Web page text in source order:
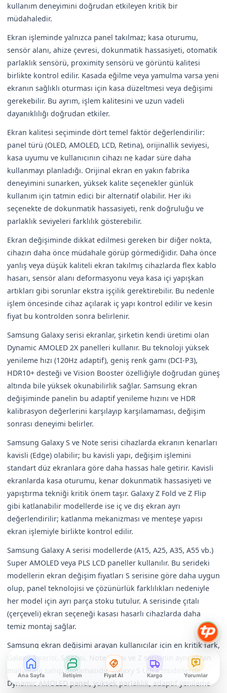
kullanım deneyimini doğrudan etkileyen kritik bir
müdahaledir.
Ekran işleminde yalnızca panel takılmaz; kasa oturumu,
sensör alanı, ahize çevresi, dokunmatik hassasiyeti, otomatik
parlaklık sensörü, proximity sensörü ve görüntü kalitesi
birlikte kontrol edilir. Kasada eğilme veya yamulma varsa yeni
ekranın sağlıklı oturması için kasa düzeltmesi veya değişimi
gerekebilir. Bu ayrım, işlem kalitesini ve uzun vadeli
dayanıklılığı doğrudan etkiler.
Ekran kalitesi seçiminde dört temel faktör değerlendirilir:
panel türü (OLED, AMOLED, LCD, Retina), orijinallik seviyesi,
kasa uyumu ve kullanıcının cihazı ne kadar süre daha
kullanmayı planladığı. Orijinal ekran en yakın fabrika
deneyimini sunarken, yüksek kalite seçenekler günlük
kullanım için tatmin edici bir alternatif olabilir. Her iki
seçenekte de dokunmatik hassasiyeti, renk doğruluğu ve
parlaklık seviyeleri farklılık gösterebilir.
Ekran değişiminde dikkat edilmesi gereken bir diğer nokta,
cihazın daha önce müdahale görüp görmediğidir. Daha önce
yanlış veya düşük kaliteli ekran takılmış cihazlarda flex kablo
hasarı, sensör alanı deformasyonu veya kasa içi yapışkan
artıkları gibi sorunlar ekstra işçilik gerektirebilir. Bu nedenle
işlem öncesinde cihaz açılarak iç yapı kontrol edilir ve kesin
fiyat bu kontrolden sonra belirlenir.
Samsung Galaxy serisi ekranlar, şirketin kendi üretimi olan
Dynamic AMOLED 2X panelleri kullanır. Bu teknoloji yüksek
yenileme hızı (120Hz adaptif), geniş renk gamı (DCI-P3),
HDR10+ desteği ve Vision Booster özelliğiyle doğrudan güneş
altında bile yüksek okunabilirlik sağlar. Samsung ekran
değişiminde panelin bu adaptif yenileme hızını ve HDR
kalibrasyon değerlerini karşılayıp karşılamaması, değişim
sonrası deneyimi belirler.
Samsung Galaxy S ve Note serisi cihazlarda ekranın kenarları
kavisli (Edge) olabilir; bu kavisli yapı, değişim işlemini
standart düz ekranlara göre daha hassas hale getirir. Kavisli
ekranlarda kasa oturumu, kenar dokunmatik hassasiyeti ve
yapıştırma tekniği kritik önem taşır. Galaxy Z Fold ve Z Flip
gibi katlanabilir modellerde ise iç ve dış ekran ayrı
değerlendirilir; katlanma mekanizması ve menteşe yapısı
ekran işlemiyle birlikte kontrol edilir.
Samsung Galaxy A serisi modellerde (A15, A25, A35, A55 vb.)
Super AMOLED veya PLS LCD paneller kullanılır. Bu serideki
modellerin ekran değişim fiyatları S serisine göre daha uygun
olup, panel teknolojisi ve çözünürlük farklılıkları nedeniyle
her model için ayrı parça stoku tutulur. A serisinde çıtalı
(çerçeveli) ekran seçeneği kasası hasarlı cihazlarda daha
temiz montaj sağlar.
Samsung ekran değişimi arayan kullanıcılar için en kritik fark,
Galaxy A serisi, S serisi, Note serisi ve Z serisinin aynı ekran
maliyetine sahip olmamasıdır. Galaxy S Ultra modellerde
Dynamic AMOLED panel, yüksek parlaklık, adaptif yenileme
Ana Sayfa İletişim Fiyat Al Kargo Yorumlar